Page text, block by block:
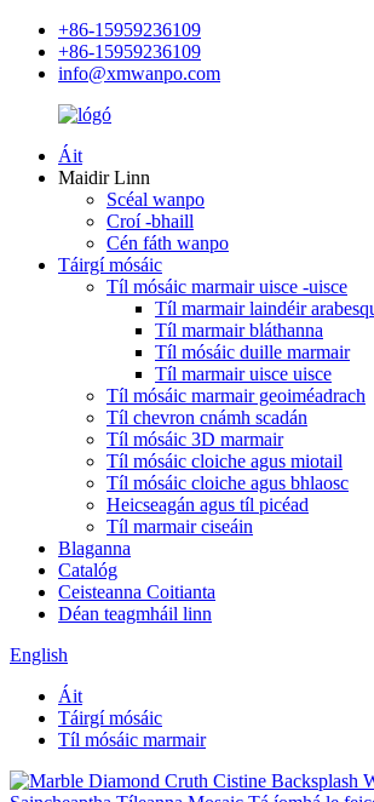
+86-15959236109
+86-15959236109
info@xmwanpo.com
Áit
Maidir Linn
Scéal wanpo
Croí -bhaill
Cén fáth wanpo
Táirgí mósáic
Tíl mósáic marmair uisce -uisce
Tíl marmair laindéir
Tíl marmair bláthanna
Tíl mósáic duille marmair
Tíl marmair uisce uisce
Tíl mósáic marmair geoiméadrach
Tíl chevron cnámh scadán
Tíl mósáic 3D marmair
Tíl mósáic cloiche agus miotail
Tíl mósáic cloiche agus bhlaosc
Heicseagán agus tíl picéad
Tíl marmair ciseáin
Blaganna
Catalóg
Ceisteanna Coitianta
Déan teagmháil linn
English
Áit
Táirgí mósáic
Tíl mósáic marmair